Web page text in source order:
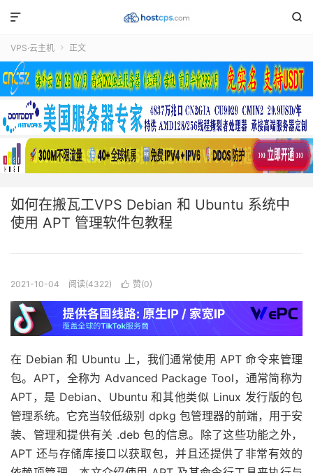


VPS·云主机  正文
如何在搬瓦工VPS Debian 和 Ubuntu 系统中
使用 APT 管理软件包教程
2021-10-04 阅读(4322)  赞(0)
在 Debian 和 Ubuntu 上，我们通常使用 APT 命令来管理
包。APT，全称为 Advanced Package Tool，通常简称为
APT，是 Debian、Ubuntu 和其他类似 Linux 发行版的包
管理系统。它充当较低级别 dpkg 包管理器的前端，用于安
装、管理和提供有关 .deb 包的信息。除了这些功能之外，
APT 还与存储库接口以获取包，并且还提供了非常有效的